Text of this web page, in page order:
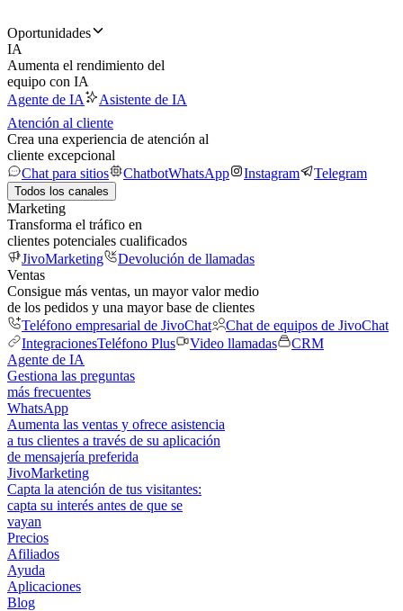
Oportunidades
IA
Aumenta el rendimiento del
equipo con IA
Agente de IA
Asistente de IA
Atención al cliente
Crea una experiencia de atención al
cliente excepcional
Chat para sitios
ChatbotWhatsApp Instagram Telegram
Todos los canales
Marketing
Transforma el tráfico en
clientes potenciales cualificados
JivoMarketing
Devolución de llamadas
Ventas
Consigue más ventas, un mayor valor medio
de los pedidos y una mayor base de clientes
Teléfono empresarial de JivoChat
Chat de equipos de JivoChat
IntegracionesTeléfono Plus Video llamadas
CRM
Agente de IA
Gestiona las preguntas
más frecuentes
WhatsApp
Aumenta las ventas y ofrece asistencia
a tus clientes a través de su aplicación
de mensajería preferida
JivoMarketing
Capta la atención de tus visitantes:
capta su interés antes de que se
vayan
Precios
Afiliados
Ayuda
Aplicaciones
Blog